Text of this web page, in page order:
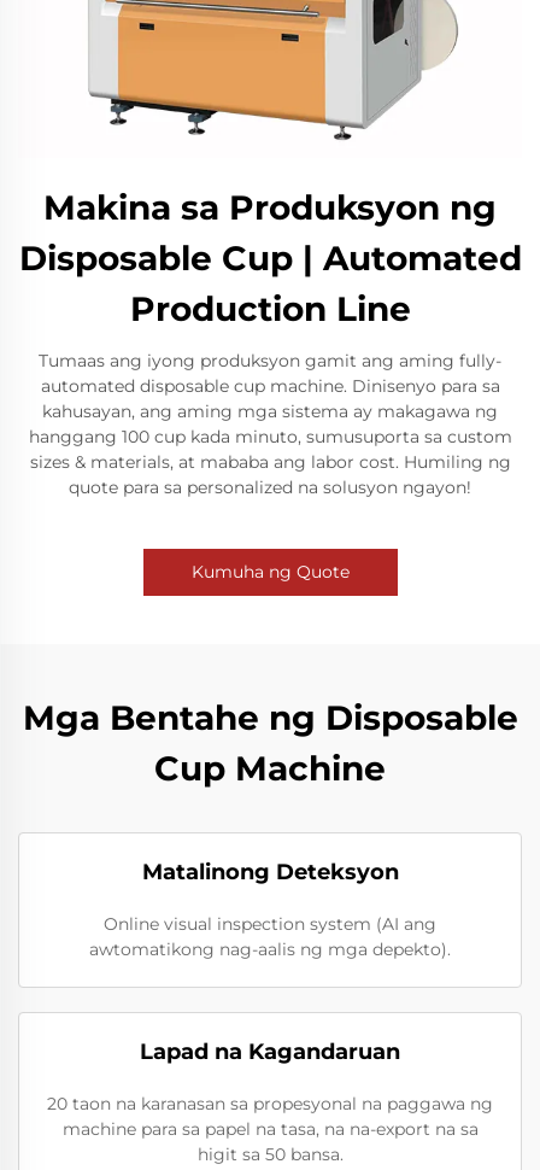
Makina sa Produksyon ng
Disposable Cup | Automated
Production Line
Tumaas ang iyong produksyon gamit ang aming fully-
automated disposable cup machine. Dinisenyo para sa
kahusayan, ang aming mga sistema ay makagawa ng
hanggang 100 cup kada minuto, sumusuporta sa custom
sizes & materials, at mababa ang labor cost. Humiling ng
quote para sa personalized na solusyon ngayon!
Kumuha ng Quote
Mga Bentahe ng Disposable
Cup Machine
Matalinong Deteksyon
Online visual inspection system (AI ang
awtomatikong nag-aalis ng mga depekto).
Lapad na Kagandaruan
20 taon na karanasan sa propesyonal na paggawa ng
machine para sa papel na tasa, na na-export na sa
higit sa 50 bansa.